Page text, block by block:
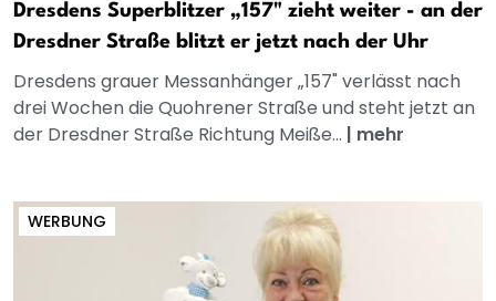
Dresdens Superblitzer „157" zieht weiter - an der
Dresdner Straße blitzt er jetzt nach der Uhr
Dresdens grauer Messanhänger „157" verlässt nach
drei Wochen die Quohrener Straße und steht jetzt an
der Dresdner Straße Richtung Meiße... | mehr
WERBUNG